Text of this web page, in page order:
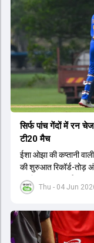
Thu - 04 Jun
सिर्फ पांच गेंदों में रन
टी20 मैच
ईशा ओझा की कप्तानी
की शुरुआत रिकॉर्ड-तोड़
सबसे बड़ी जीत दर्ज की.